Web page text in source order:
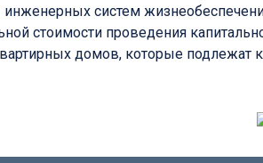
систем
стоимости проведения
домов, которые подлежат